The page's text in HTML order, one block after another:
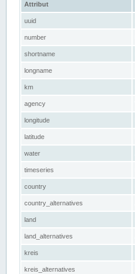
Attribut
uuid
number
shortname
longname
km
agency
longitude
latitude
water
timeseries
country
country_alternatives
land
land_alternatives
kreis
kreis_alternatives